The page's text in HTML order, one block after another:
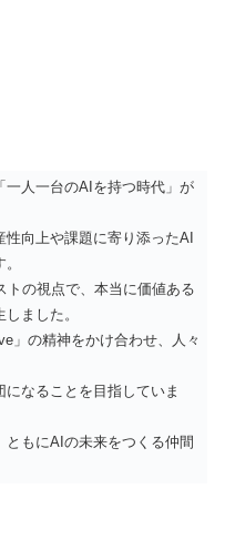
人一台のAIを持つ時代」が
性向上や課題に寄り添ったAI
トの視点で、本当に価値ある
ました。
」の精神をかけ合わせ、人々
なることを目指していま
ともにAIの未来をつくる仲間